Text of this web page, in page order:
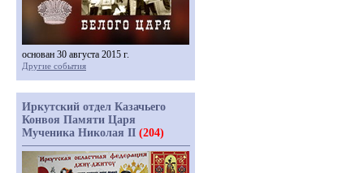
основан 30 августа 2015 г.
Другие события
Иркутский отдел Казачьего
Конвоя Памяти Царя
Мученика Николая II (204)